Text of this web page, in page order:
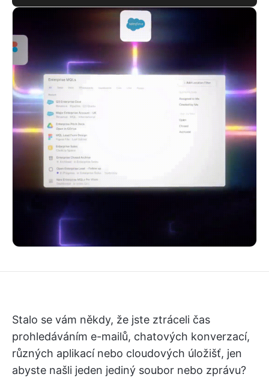
Stalo se vám někdy, že jste ztráceli čas
prohledáváním e-mailů, chatových konverzací,
různých aplikací nebo cloudových úložišť, jen
abyste našli jeden jediný soubor nebo zprávu?